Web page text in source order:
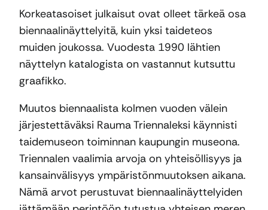
Korkeatasoiset julkaisut ovat olleet tärkeä osa
biennaalinäyttelyitä, kuin yksi taideteos
muiden joukossa. Vuodesta 1990 lähtien
näyttelyn katalogista on vastannut kutsuttu
graafikko.
Muutos biennaalista kolmen vuoden välein
järjestettäväksi Rauma Triennaleksi käynnisti
taidemuseon toiminnan kaupungin museona.
Triennalen vaalimia arvoja on yhteisöllisyys ja
kansainvälisyys ympäristönmuutoksen aikana.
Nämä arvot perustuvat biennaalinäyttelyiden